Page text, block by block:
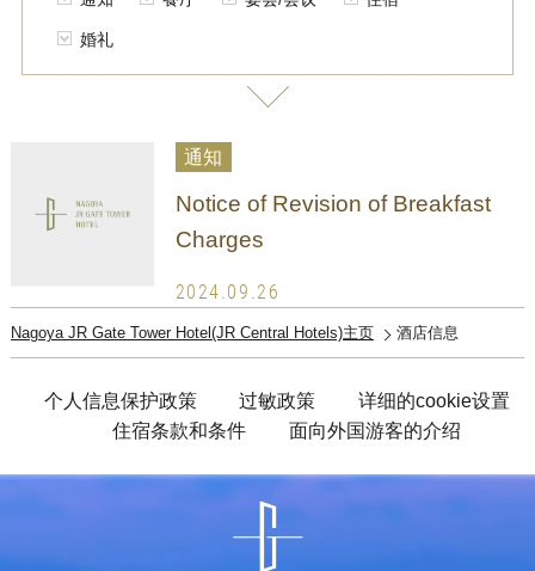
婚礼
通知
Notice of Revision of Breakfast
Charges
2024.09.26
Nagoya JR Gate Tower Hotel(JR Central Hotels)主页 酒店信息
个人信息保护政策 过敏政策
详细的cookie设置
住宿条款和条件
面向外国游客的介绍